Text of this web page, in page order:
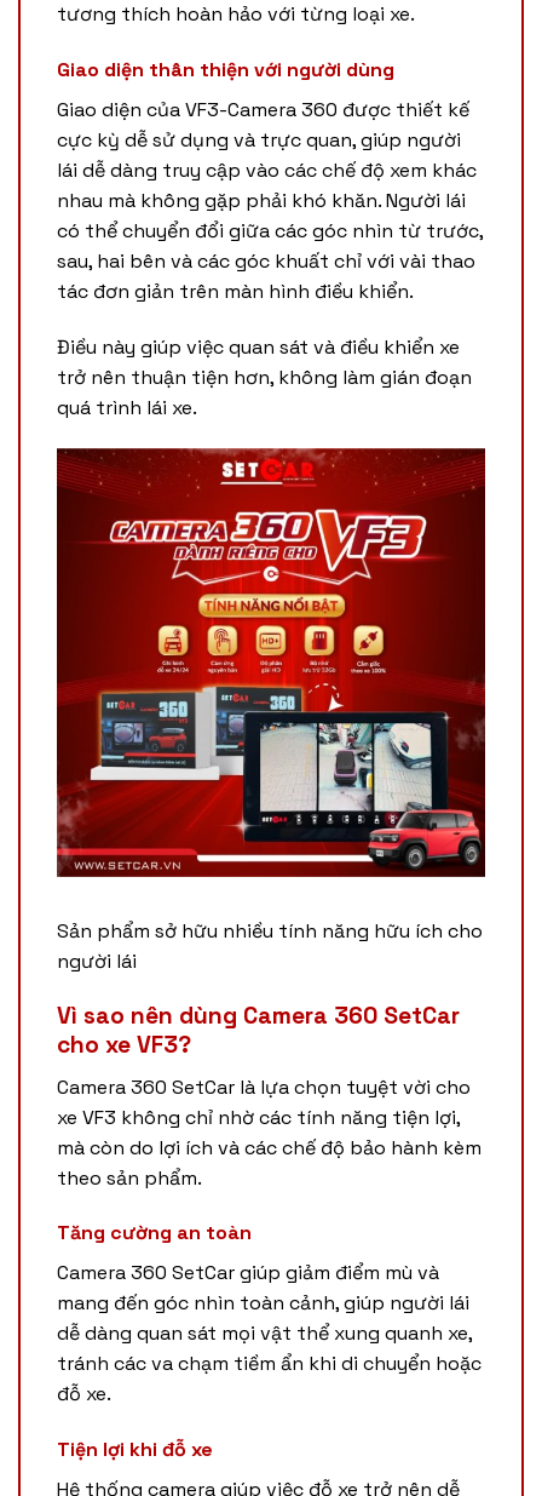
tương thích hoàn hảo với từng loại xe.
Giao diện thân thiện với người dùng
Giao diện của VF3-Camera 360 được thiết kế
cực kỳ dễ sử dụng và trực quan, giúp người
lái dễ dàng truy cập vào các chế độ xem khác
nhau mà không gặp phải khó khăn. Người lái
có thể chuyển đổi giữa các góc nhìn từ trước,
sau, hai bên và các góc khuất chỉ với vài thao
tác đơn giản trên màn hình điều khiển.
Điều này giúp việc quan sát và điều khiển xe
trở nên thuận tiện hơn, không làm gián đoạn
quá trình lái xe.
Sản phẩm sở hữu nhiều tính năng hữu ích cho
người lái
Vì sao nên dùng Camera 360 SetCar
cho xe VF3?
Camera 360 SetCar là lựa chọn tuyệt vời cho
xe VF3 không chỉ nhờ các tính năng tiện lợi,
mà còn do lợi ích và các chế độ bảo hành kèm
theo sản phẩm.
Tăng cường an toàn
Camera 360 SetCar giúp giảm điểm mù và
mang đến góc nhìn toàn cảnh, giúp người lái
dễ dàng quan sát mọi vật thể xung quanh xe,
tránh các va chạm tiềm ẩn khi di chuyển hoặc
đỗ xe.
Tiện lợi khi đỗ xe
Hệ thống camera giúp việc đỗ xe trở nên dễ